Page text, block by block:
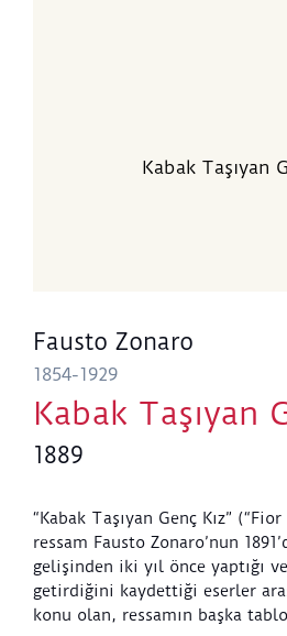
Kabak Taşıyan
Fausto Zonaro
1854-1929
Kabak Taşıyan
1889
“Kabak Taşıyan Genç Kız”
ressam Fausto Zonaro’nun
gelişinden iki yıl önce yaptığı
getirdiğini kaydettiği eserler
konu olan, ressamın başka